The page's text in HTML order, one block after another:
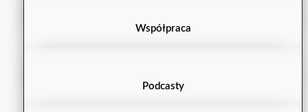
Współpraca
Podcasty